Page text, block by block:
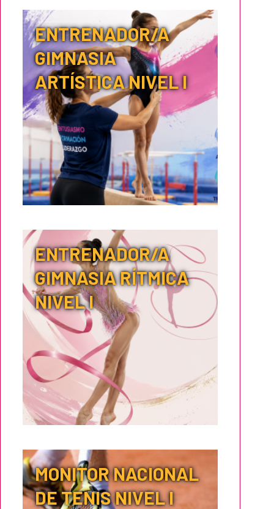
ENTRENADOR/A
GIMNASIA
ARTÍSTICA NIVEL I
ENTRENADOR/A
GIMNASIA RÍTMICA
NIVEL I
MONITOR NACIONAL
DE TENIS NIVEL I